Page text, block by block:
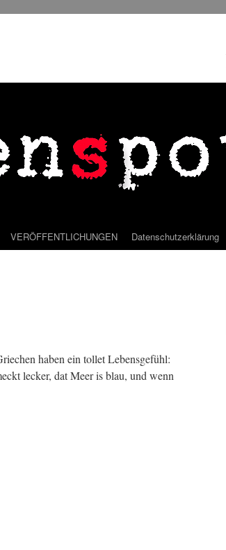
VERÖFFENTLICHUNGEN Datenschutzerklärung
haben ein tollet Lebensgefühl:
lecker, dat Meer is blau, und wenn